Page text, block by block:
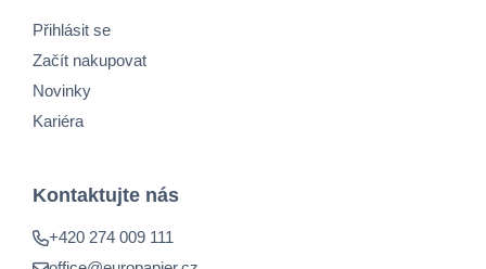
Přihlásit se
Začít nakupovat
Novinky
Kariéra
Kontaktujte nás
+420 274 009 111